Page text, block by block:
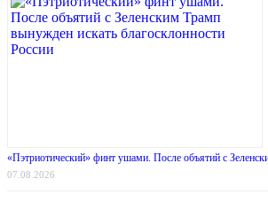
«Пэтриотический» финт ушами. После объятий с
07.08.2026